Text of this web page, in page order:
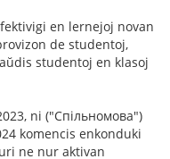
en lernejoj novan
de studentoj,
studentoj en klasoj
ni ("Спільномова")
komencis enkonduki
ne nur aktivan